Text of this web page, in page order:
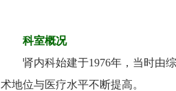
科室概况
肾内科始建于1976年，当时由
术地位与医疗水平不断提高。